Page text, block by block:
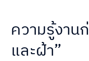
ความรู้งาน
และฝ้า”